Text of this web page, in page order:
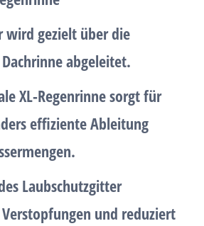
wird gezielt über die
abgeleitet.
XL-Regenrinnesorgt für
effiziente Ableitung
Laubschutzgitter
und reduziert